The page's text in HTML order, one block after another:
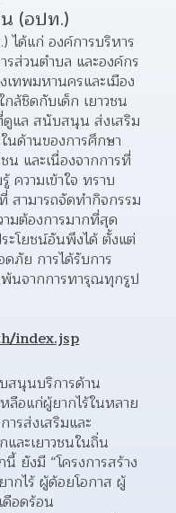
(อปท.)
ได้แก่ องค์การบริหาร
ส่วนตำบล และองค์กร
ทพมหานครและเมือง
ล้ชิดกับเด็ก เยาวชน
แล สนับสนุน ส่งเสริม
ด้านของการศึกษา
และเนื่องจากการที่
วามเข้าใจ ทราบ
สามารถจัดทำกิจกรรม
มต้องการมากที่สุด
ะโยชน์อันพึงได้ ตั้งแต่
ภัย การได้รับการ
นจากการทารุณทุกรูป
index.jsp
สนุนบริการด้าน
ลือแก่ผู้ยากไร้ในหลาย
รส่งเสริมและ
ละเยาวชนในถิ่น
ยังมี “โครงการสร้าง
กไร้ ผู้ด้อยโอกาส ผู้
อดร้อน